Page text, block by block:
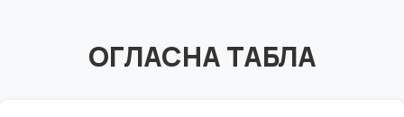
ОГЛАСНА ТАБЛА